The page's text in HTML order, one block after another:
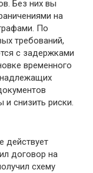
Без них вы
на
По
требований,
с задержками
временного
надлежащих
и снизить риски.
действует
договор на
схему